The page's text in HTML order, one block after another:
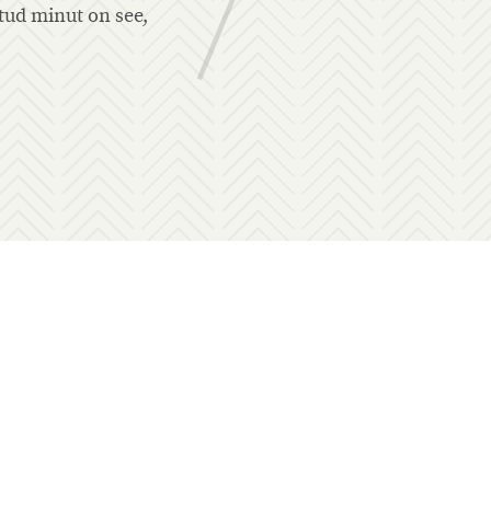
võime panna ennast kuulama ja viia oma
inspireeriv ja stressivaba.